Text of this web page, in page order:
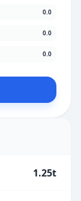
0.0
0.0
0.0
1.25t